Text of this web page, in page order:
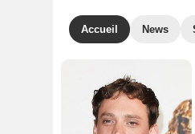
Accueil News